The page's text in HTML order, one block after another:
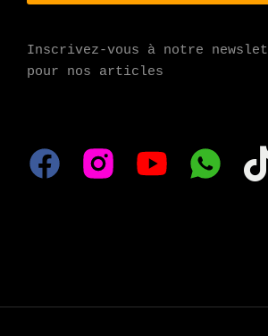
Inscrivez-vous à notre
pour nos articles